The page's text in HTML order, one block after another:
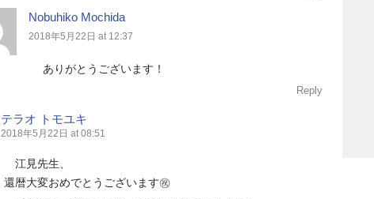
Nobuhiko Mochida
2018年5月22日 at 12:37
ありがとうございます！
Reply
テラオ トモユキ
2018年5月22日 at 08:51
江見先生、
還暦大変おめでとうございます㊗️